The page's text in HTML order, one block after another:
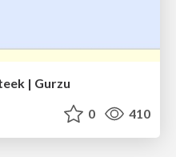
| Gurzu
0 410